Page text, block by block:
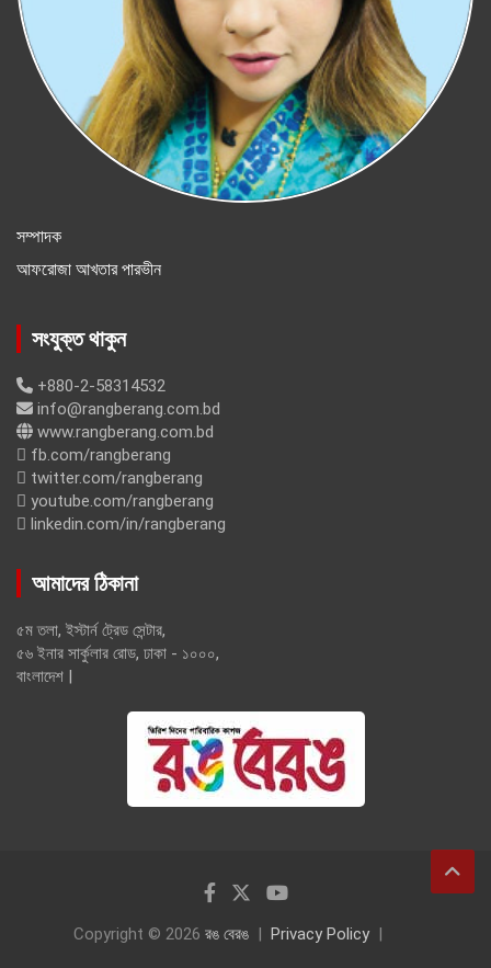
সম্পাদক
আফরোজা আখতার পারভীন
সংযুক্ত থাকুন
+880-2-58314532
info@rangberang.com.bd
www.rangberang.com.bd
fb.com/rangberang
twitter.com/rangberang
youtube.com/rangberang
linkedin.com/in/rangberang
আমাদের ঠিকানা
৫ম তলা, ইস্টার্ন ট্রেড সেন্টার,
৫৬ ইনার সার্কুলার রোড, ঢাকা - ১০০০,
বাংলাদেশ |
Copyright © 2026 রঙ বেরঙ Privacy Policy